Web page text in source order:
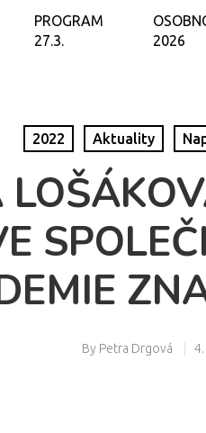
PROGRAM
27.3.
2026
2022 Aktuality
By Petra Drgová